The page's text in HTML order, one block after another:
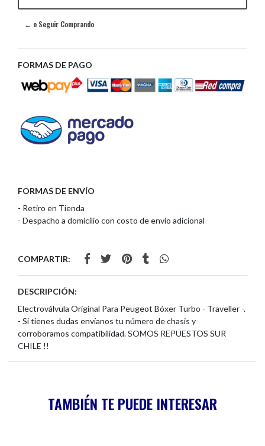
← o Seguir Comprando
FORMAS DE PAGO
FORMAS DE ENVÍO
- Retiro en Tienda
- Despacho a domicilio con costo de envío adicional
COMPARTIR:
DESCRIPCIÓN:
Electroválvula Original Para Peugeot Bóxer Turbo - Traveller -.
- Si tienes dudas envíanos tu número de chasis y
corroboramos compatibilidad. SOMOS REPUESTOS SUR
CHILE !!
TAMBIÉN TE PUEDE INTERESAR